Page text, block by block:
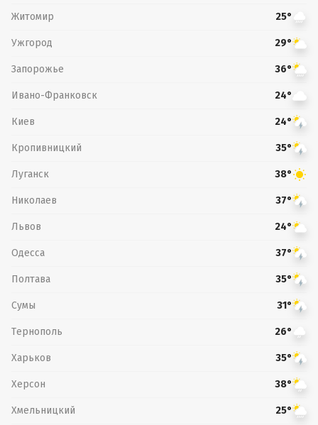
Житомир 25°
Ужгород 29°
Запорожье 36°
Ивано-Франковск 24°
Киев 24°
Кропивницкий 35°
Луганск 38°
Николаев 37°
Львов 24°
Одесса 37°
Полтава 35°
Сумы 31°
Тернополь 26°
Харьков 35°
Херсон 38°
Хмельницкий 25°